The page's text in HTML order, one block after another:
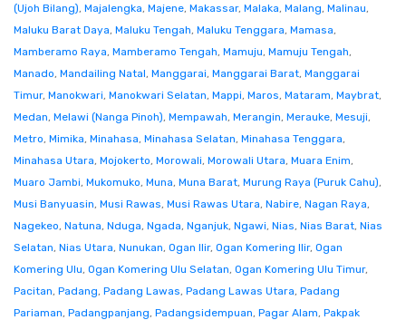
(Ujoh Bilang), Majalengka, Majene, Makassar, Malaka, Malang, Malinau,
Maluku Barat Daya, Maluku Tengah, Maluku Tenggara, Mamasa,
Mamberamo Raya, Mamberamo Tengah, Mamuju, Mamuju Tengah,
Manado, Mandailing Natal, Manggarai, Manggarai Barat, Manggarai
Timur, Manokwari, Manokwari Selatan, Mappi, Maros, Mataram, Maybrat,
Medan, Melawi (Nanga Pinoh), Mempawah, Merangin, Merauke, Mesuji,
Metro, Mimika, Minahasa, Minahasa Selatan, Minahasa Tenggara,
Minahasa Utara, Mojokerto, Morowali, Morowali Utara, Muara Enim,
Muaro Jambi, Mukomuko, Muna, Muna Barat, Murung Raya (Puruk Cahu),
Musi Banyuasin, Musi Rawas, Musi Rawas Utara, Nabire, Nagan Raya,
Nagekeo, Natuna, Nduga, Ngada, Nganjuk, Ngawi, Nias, Nias Barat, Nias
Selatan, Nias Utara, Nunukan, Ogan Ilir, Ogan Komering Ilir, Ogan
Komering Ulu, Ogan Komering Ulu Selatan, Ogan Komering Ulu Timur,
Pacitan, Padang, Padang Lawas, Padang Lawas Utara, Padang
Pariaman, Padangpanjang, Padangsidempuan, Pagar Alam, Pakpak